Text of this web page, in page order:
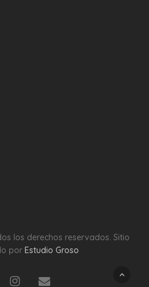
los derechos reservados. Sitio
porEstudio Groso
instagram
email